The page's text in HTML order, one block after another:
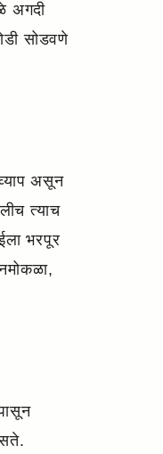
अगदी
सोडवणे
असून
त्याच
भरपूर